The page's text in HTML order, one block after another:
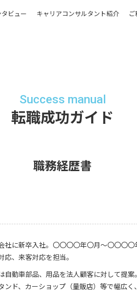
ビュー キャリアコンサルタント紹介
Success manual
転職成功ガイド
職務経歴書
社に新卒入社。〇〇〇〇年〇月～〇〇〇
、来客対応を担当。
自動車部品、用品を法人顧客に対して提
ンド、カーショップ（量販店）等で幅広